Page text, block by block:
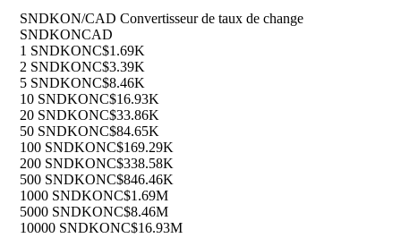
SNDKON/CAD Convertisseur de taux de change
SNDKONCAD
1 SNDKONC$1.69K
2 SNDKONC$3.39K
5 SNDKONC$8.46K
10 SNDKONC$16.93K
20 SNDKONC$33.86K
50 SNDKONC$84.65K
100 SNDKONC$169.29K
200 SNDKONC$338.58K
500 SNDKONC$846.46K
1000 SNDKONC$1.69M
5000 SNDKONC$8.46M
10000 SNDKONC$16.93M